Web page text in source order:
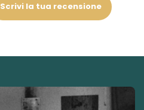
Scrivi la tua recensione